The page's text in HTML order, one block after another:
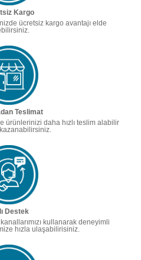
Kargo
ücretsiz kargo avantajı elde
Teslimat
ürünlerinizi daha hızlı teslim alabilir
Destek
kullanarak deneyimli
hızla ulaşabilirisiniz.